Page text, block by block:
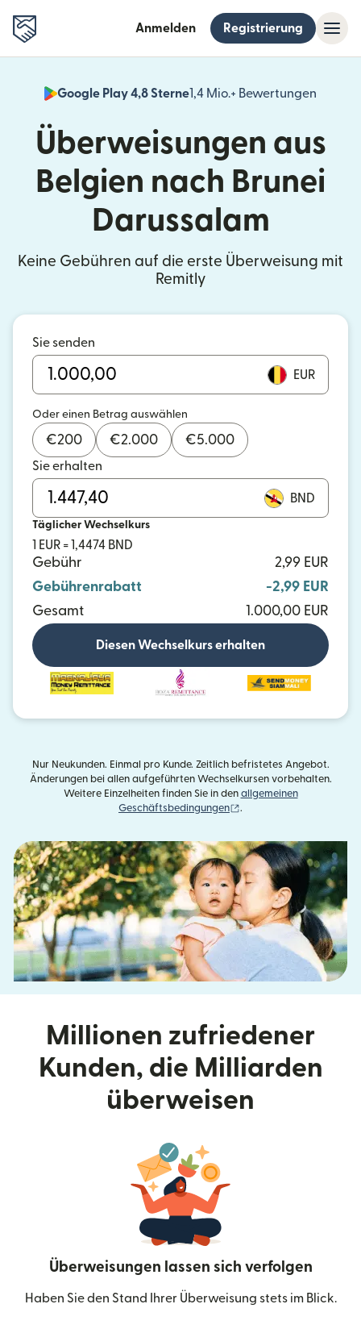
Anmelden Registrierung
Google Play 4,8 Sterne1,4 Mio.+ Bewertungen
Überweisungen aus
Belgien nach Brunei
Darussalam
Keine Gebühren auf die erste Überweisung mit
Remitly
Sie senden
EUR
Oder einen Betrag auswählen
€200 €2.000 €5.000
Sie erhalten
BND
Täglicher Wechselkurs
1 EUR = 1,4474 BND
Gebühr
2,99 EUR
Gebührenrabatt
-2,99 EUR
Gesamt
1.000,00 EUR
Diesen Wechselkurs erhalten
Nur Neukunden. Einmal pro Kunde. Zeitlich befristetes Angebot.
Änderungen bei allen aufgeführten Wechselkursen vorbehalten.
Weitere Einzelheiten finden Sie in den allgemeinen
Geschäftsbedingungen
.
Millionen zufriedener
Kunden, die Milliarden
überweisen
Überweisungen lassen sich verfolgen
Haben Sie den Stand Ihrer Überweisung stets im Blick.